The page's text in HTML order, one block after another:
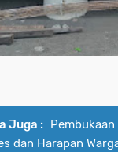
Juga :
dan Harapan